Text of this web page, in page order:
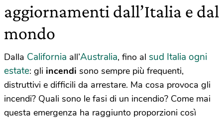
aggiornamenti dall’Italia e dal
mondo
Dalla California all’Australia, fino al sud Italia ogni
estate: gli incendi sono sempre più frequenti,
distruttivi e difficili da arrestare. Ma cosa provoca gli
incendi? Quali sono le fasi di un incendio? Come mai
questa emergenza ha raggiunto proporzioni così